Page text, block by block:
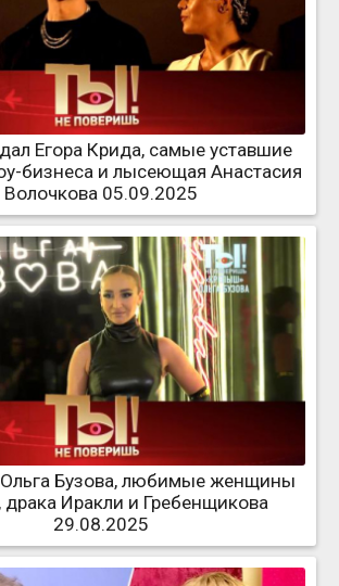
Егора Крида, самые уставшие
бизнеса и лысеющая Анастасия
Волочкова 05.09.2025
Бузова, любимые женщины
драка Иракли и Гребенщикова
29.08.2025